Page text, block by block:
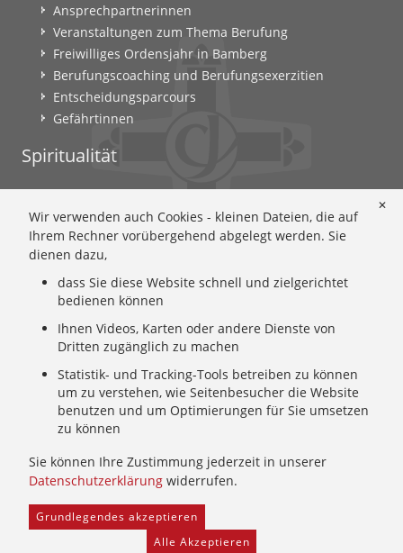
Ansprechpartnerinnen
Veranstaltungen zum Thema Berufung
Freiwilliges Ordensjahr in Bamberg
Berufungscoaching und Berufungsexerzitien
Entscheidungsparcours
Gefährtinnen
Spiritualität
Ignatianisch beten: Wie geht das? Eine Anleitung
Ignatianisch und weiblich: Mary Wards Spiritualität
Mary-Ward: Geschichte und Texte im Überblick
Mary Ward 400: Mary Wards erster Weg nach Rom
Spirituelle Impulse
Zeitschrift: Spiritualität konkret
Gemeinschaft
Wer wir sind: Ignatianisch - Weiblich - CJ
Wie wir leben: Unsere Sendung
Wer uns führt: Unsere Ordensleitung
Facebook Freie Stellen
✕
Wir verwenden auch Cookies - kleinen Dateien, die auf
Ihrem Rechner vorübergehend abgelegt werden. Sie
dienen dazu,
dass Sie diese Website schnell und zielgerichtet
bedienen können
Ihnen Videos, Karten oder andere Dienste von
Dritten zugänglich zu machen
Statistik- und Tracking-Tools betreiben zu können
um zu verstehen, wie Seitenbesucher die Website
benutzen und um Optimierungen für Sie umsetzen
zu können
Sie können Ihre Zustimmung jederzeit in unserer
Datenschutzerklärung widerrufen.
Grundlegendes akzeptieren
Alle Akzeptieren